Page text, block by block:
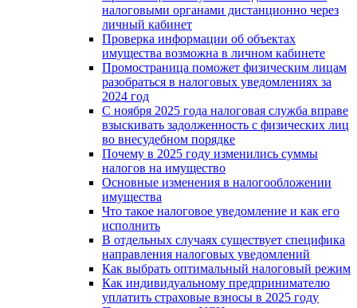
налоговыми органами дистанционно через
личный кабинет
Проверка информации об объектах
имущества возможна в личном кабинете
Промостраница поможет физическим лицам
разобраться в налоговых уведомлениях за
2024 год
С ноября 2025 года налоговая служба вправе
взыскивать задолженность с физических лиц
во внесудебном порядке
Почему в 2025 году изменились суммы
налогов на имущество
Основные изменения в налогообложении
имущества
Что такое налоговое уведомление и как его
исполнить
В отдельных случаях существует специфика
направления налоговых уведомлений
Как выбрать оптимальный налоговый режим
Как индивидуальному предпринимателю
уплатить страховые взносы в 2025 году